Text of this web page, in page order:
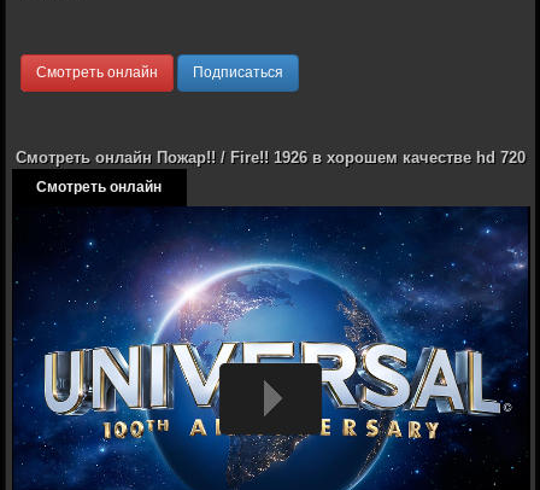
Смотреть онлайн Подписаться
Смотреть онлайн Пожар!! / Fire!! 1926 в хорошем качестве hd 720
Смотреть онлайн